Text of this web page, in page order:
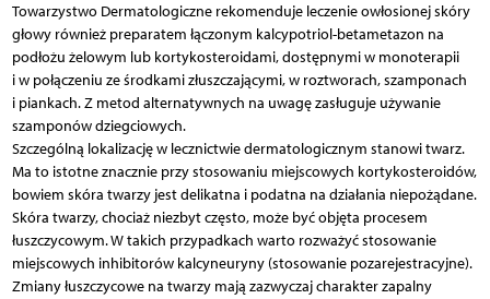
Towarzystwo Dermatologiczne rekomenduje leczenie owłosionej skóry
głowy również preparatem łączonym kalcypotriol-betametazon na
podłożu żelowym lub kortykosteroidami, dostępnymi w monoterapii
i w połączeniu ze środkami złuszczającymi, w roztworach, szamponach
i piankach. Z metod alternatywnych na uwagę zasługuje używanie
szamponów dziegciowych.
Szczególną lokalizację w lecznictwie dermatologicznym stanowi twarz.
Ma to istotne znacznie przy stosowaniu miejscowych kortykosteroidów,
bowiem skóra twarzy jest delikatna i podatna na działania niepożądane.
Skóra twarzy, chociaż niezbyt często, może być objęta procesem
łuszczycowym. W takich przypadkach warto rozważyć stosowanie
miejscowych inhibitorów kalcyneuryny (stosowanie pozarejestracyjne).
Zmiany łuszczycowe na twarzy mają zazwyczaj charakter zapalny